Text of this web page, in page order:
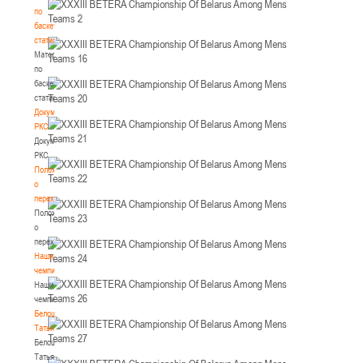
по
баскетбольной
статистике
Материалы
по
баскетбольной
статистике
Документы
РКС
Документы
РКС
Положение
о
переходах
Положение
о
переходах
Наши
чемпионы
Наши
чемпионы
Белошапко
Татьяна
Белошапко
Татьяна